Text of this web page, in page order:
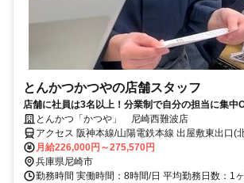
とんかつかつやの店舗スタッフ
店舗に社員は3名以上！分業制で自分の担当に集中
算賞与♪社内研修1単位取得＝月給1000円UP
とんかつ「かつや」 尼崎西難波店
アクセス 阪神本線/山陽電鉄本線 出屋敷東出口(
線/山陽電鉄本線 尼崎〔阪神線〕西口徒歩約17分
ば線 尼崎センタープール前北口徒歩約18分
月給226,000円～275,570円
兵庫県尼崎市
勤務時間 実働時間：8時間/日 平均勤務日数：1